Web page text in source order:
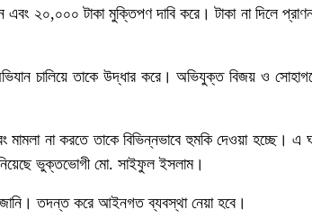
এবং ২০,০০০ টাকা মুক্তিপণ দাবি করে। টাকা না দিলে
চালিয়ে তাকে উদ্ধার করে। অভিযুক্ত বিজয় ও
না করতে তাকে বিভিন্নভাবে হুমকি দেওয়া হচ্ছে। এ
ভুক্তভোগী মো. সাইফুল ইসলাম।
জানি। তদন্ত করে আইনগত ব্যবস্থা নেয়া হবে।